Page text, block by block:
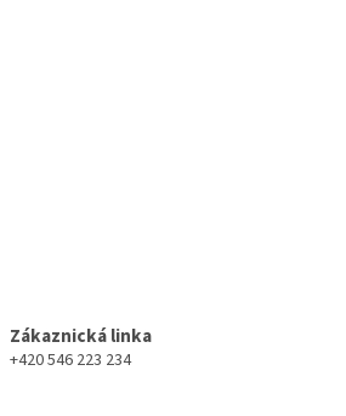
Zákaznická linka
+420 546 223 234